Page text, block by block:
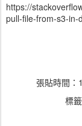
https://
pull-file-from-s3-in-
張貼時間：
標